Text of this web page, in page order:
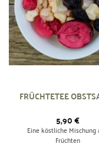
FRÜCHTETEE
5,90€
Eine köstliche Mischung
Früchten